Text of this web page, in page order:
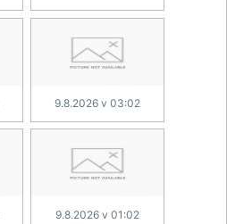
9.8.2026 v 03:02
9.8.2026 v 01:02